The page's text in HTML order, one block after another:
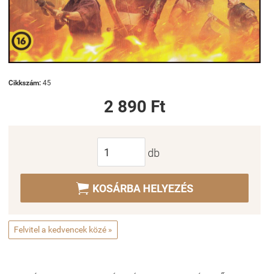
Cikkszám: 45
2 890 Ft
db
 KOSÁRBA HELYEZÉS
Felvitel a kedvencek közé »